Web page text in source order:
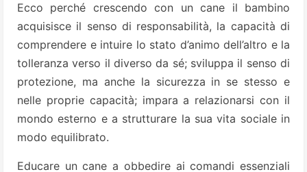
Ecco perché crescendo con un cane il bambino
acquisisce il senso di responsabilità, la capacità di
comprendere e intuire lo stato d’animo dell’altro e la
tolleranza verso il diverso da sé; sviluppa il senso di
protezione, ma anche la sicurezza in se stesso e
nelle proprie capacità; impara a relazionarsi con il
mondo esterno e a strutturare la sua vita sociale in
modo equilibrato.
Educare un cane a obbedire ai comandi essenziali